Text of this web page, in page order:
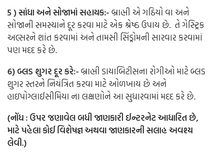
5 ) સાંધા અને સોજામાં સહાયક:-બ્રાહ્મી એ ગઠિયો વા અને
સોજાની સમસ્યાને દૂર કરવા માટે એક શ્રેષ્ઠ ઉપાય છે. તે ગેસ્ટ્રિક
અલ્સરને શાંત કરવામાં અને તામસી સિંડ્રોમની સારવાર કરવામાં
પણ મદદ કરે છે.
6) બ્લડ શુગર દૂર કરે:-બ્રાહ્મી ડાયાબિટીસના રોગીઓ માટે બ્લડ
શુગર સ્તરને નિયંત્રિત કરવા માટે ઓળખાય છે અને
હાઇપોગ્લાઈસીમિયા ના લક્ષણોને આ સુધારવામાં મદદ કરે છે.
(નોંધ : ઉપર જણાવેલ બધી જાણકારી ઈન્ટરનેટ આધારિત છે,
માટે પહેલા કોઈ વિશેષજ્ઞ અથવા જાણકારની સલાહ અવશ્ય
લેવી.)